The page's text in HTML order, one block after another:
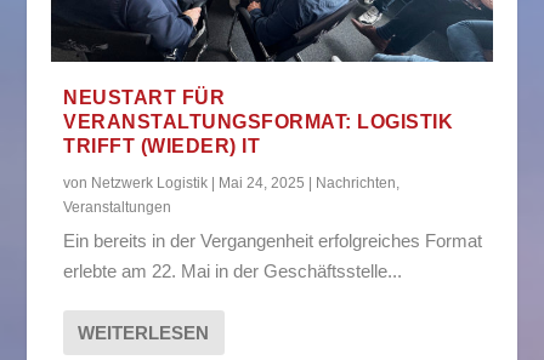
NEUSTART FÜR
VERANSTALTUNGSFORMAT: LOGISTIK
TRIFFT (WIEDER) IT
von Netzwerk Logistik Mai 24, 2025 Nachrichten,
Veranstaltungen
Ein bereits in der Vergangenheit erfolgreiches Format
erlebte am 22. Mai in der Geschäftsstelle...
WEITERLESEN